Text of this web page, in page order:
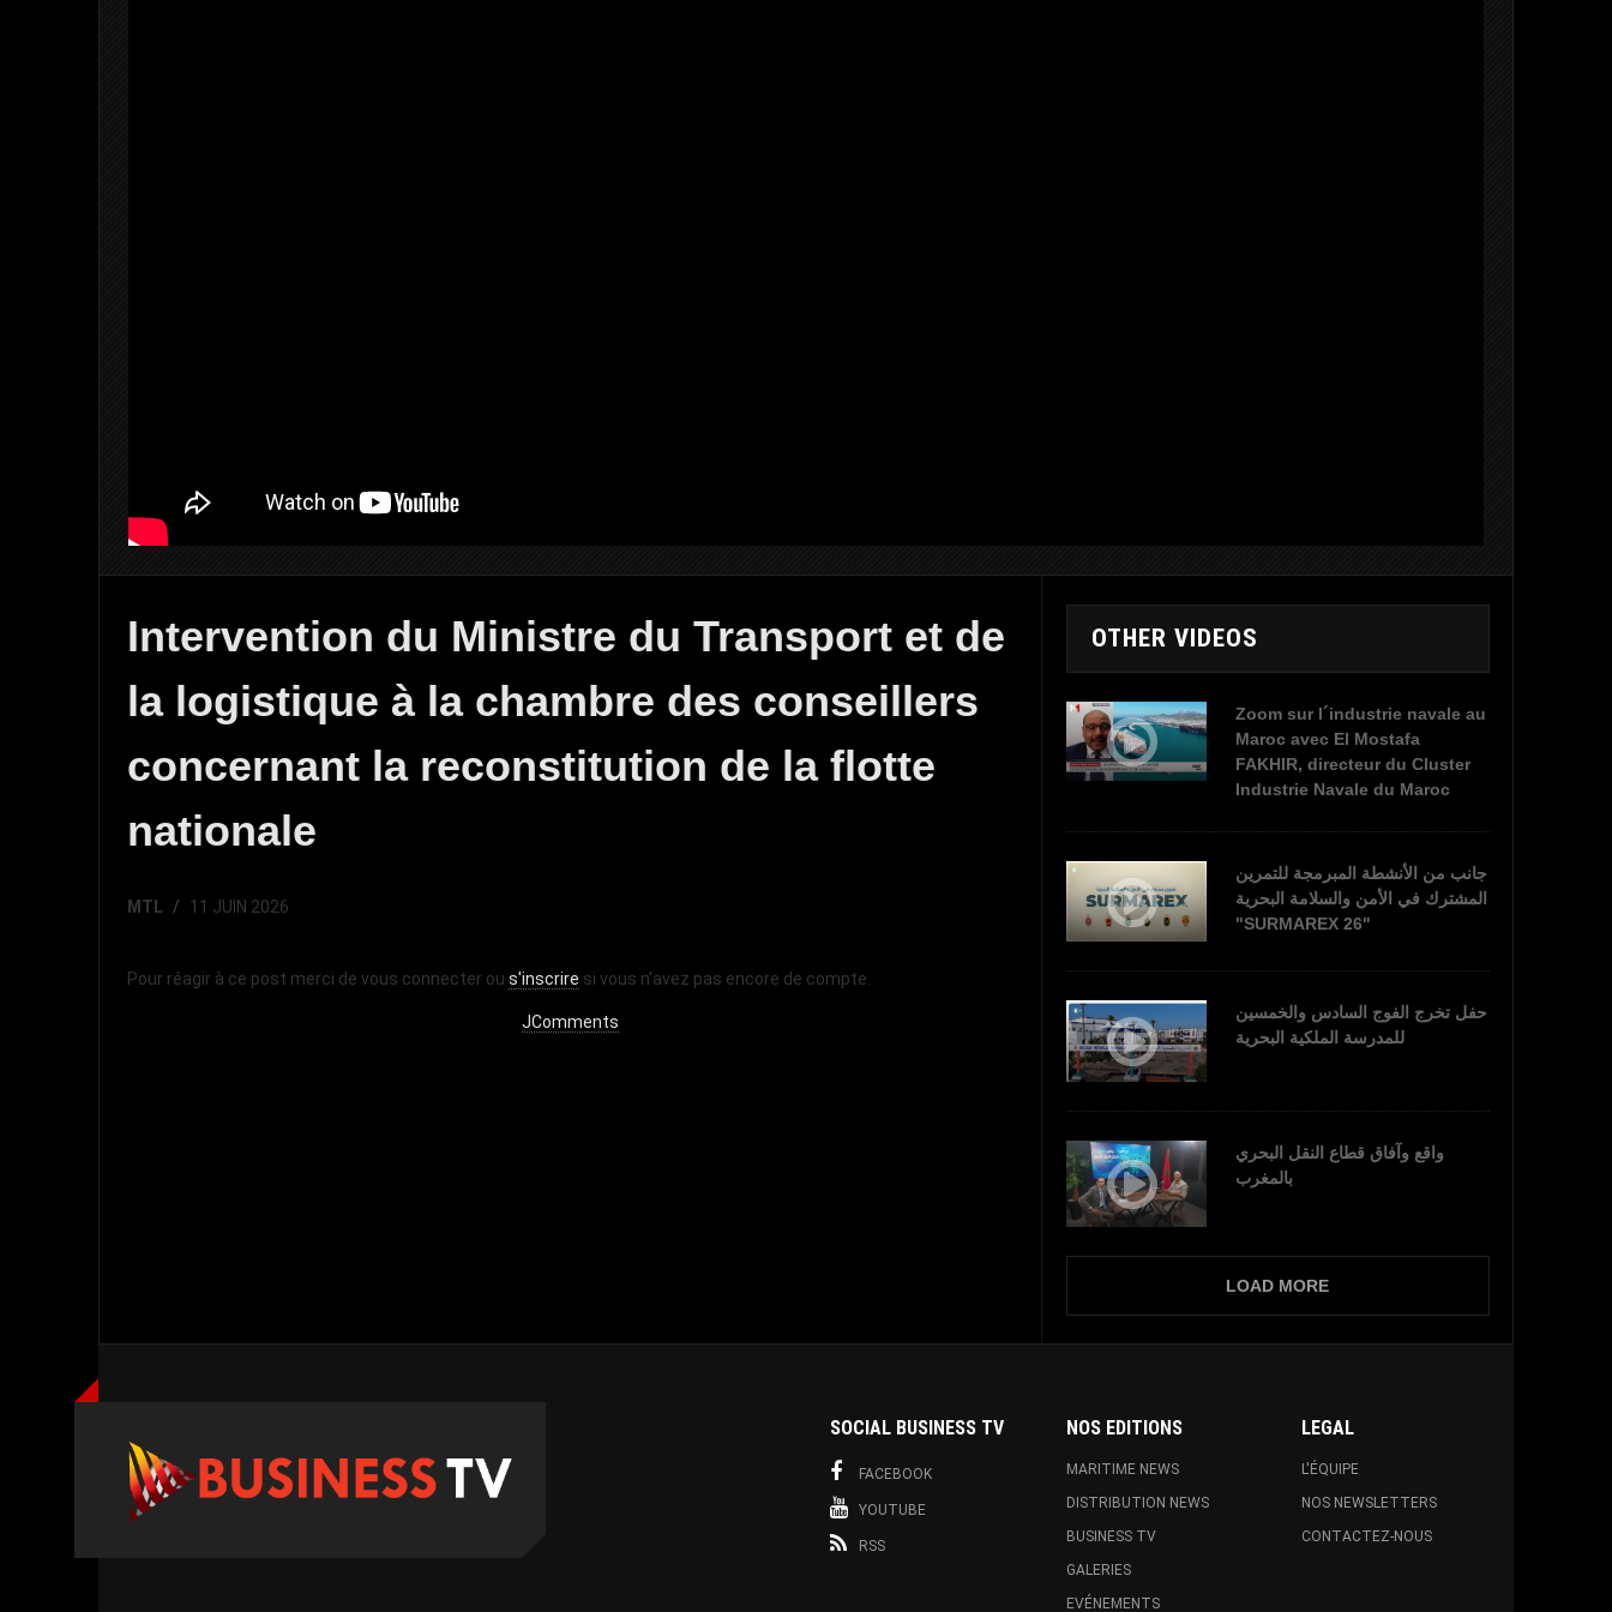
Intervention du Ministre du Transport et de
la logistique à la chambre des conseillers
concernant la reconstitution de la flotte
nationale
MTL 11 JUIN 2026
Pour réagir à ce post merci de vous connecter ou s'inscrire si vous n'avez pas encore de compte.
JComments
OTHER VIDEOS
Zoom sur l´industrie navale au
Maroc avec El Mostafa
FAKHIR, directeur du Cluster
Industrie Navale du Maroc
جانب من الأنشطة المبرمجة للتمرين
المشترك في الأمن والسلامة البحرية
"SURMAREX 26"
حفل تخرج الفوج السادس والخمسين
للمدرسة الملكية البحرية
واقع وآفاق قطاع النقل البحري
بالمغرب
LOAD MORE
SOCIAL BUSINESS TV
FACEBOOK
YOUTUBE
RSS
NOS EDITIONS
MARITIME NEWS
DISTRIBUTION NEWS
BUSINESS TV
GALERIES
EVÉNEMENTS
LEGAL
L'ÉQUIPE
NOS NEWSLETTERS
CONTACTEZ-NOUS